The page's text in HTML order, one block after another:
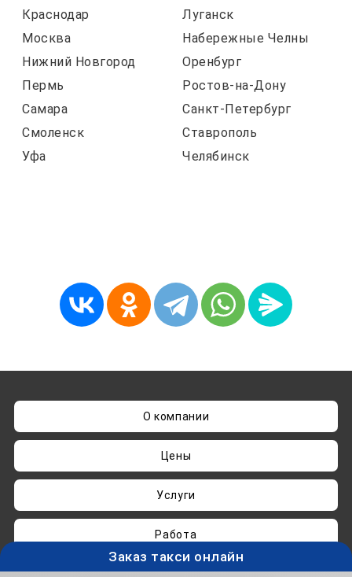
Краснодар
Луганск
Москва
Набережные Челны
Нижний Новгород
Оренбург
Пермь
Ростов-на-Дону
Самара
Санкт-Петербург
Смоленск
Ставрополь
Уфа
Челябинск
О компании
Цены
Услуги
Работа
Заказ такси онлайн